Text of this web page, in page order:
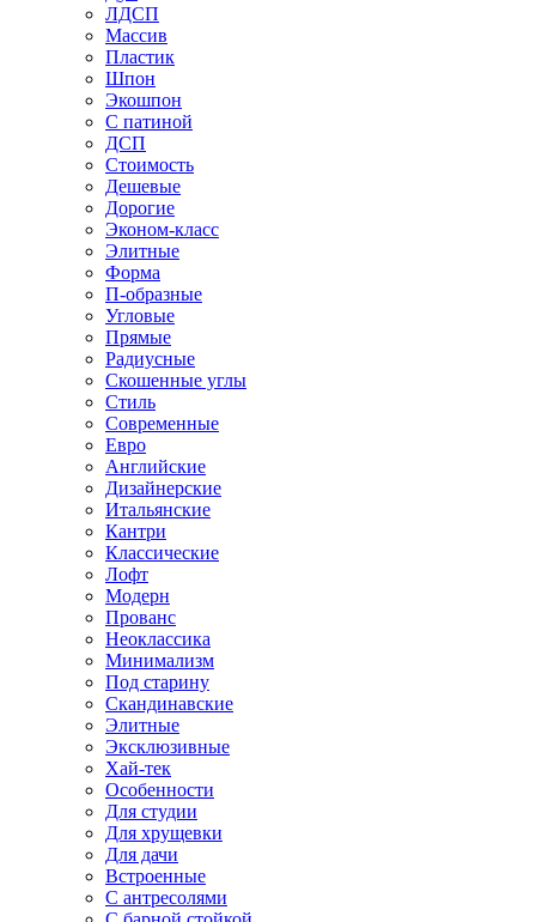
ЛДСП
Массив
Пластик
Шпон
Экошпон
С патиной
ДСП
Стоимость
Дешевые
Дорогие
Эконом-класс
Элитные
Форма
П-образные
Угловые
Прямые
Радиусные
Скошенные углы
Стиль
Современные
Евро
Английские
Дизайнерские
Итальянские
Кантри
Классические
Лофт
Модерн
Прованс
Неоклассика
Минимализм
Под старину
Скандинавские
Элитные
Эксклюзивные
Хай-тек
Особенности
Для студии
Для хрущевки
Для дачи
Встроенные
С антресолями